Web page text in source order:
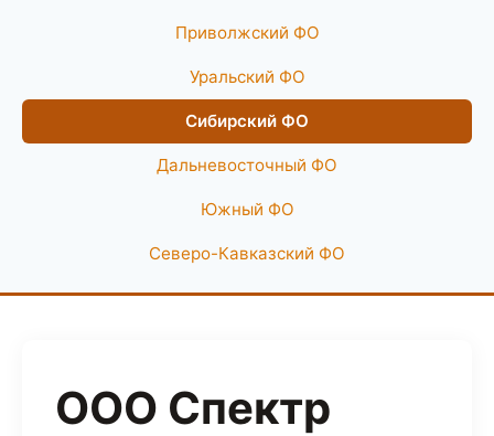
Приволжский ФО
Уральский ФО
Сибирский ФО
Дальневосточный ФО
Южный ФО
Северо-Кавказский ФО
ООО Спектр